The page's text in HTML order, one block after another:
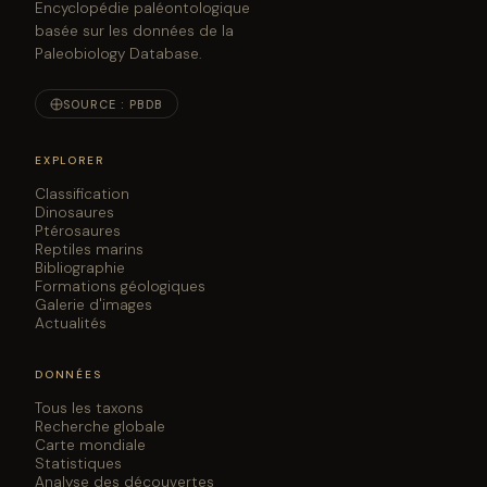
Encyclopédie paléontologique
basée sur les données de la
Paleobiology Database.
SOURCE : PBDB
EXPLORER
Classification
Dinosaures
Ptérosaures
Reptiles marins
Bibliographie
Formations géologiques
Galerie d'images
Actualités
DONNÉES
Tous les taxons
Recherche globale
Carte mondiale
Statistiques
Analyse des découvertes